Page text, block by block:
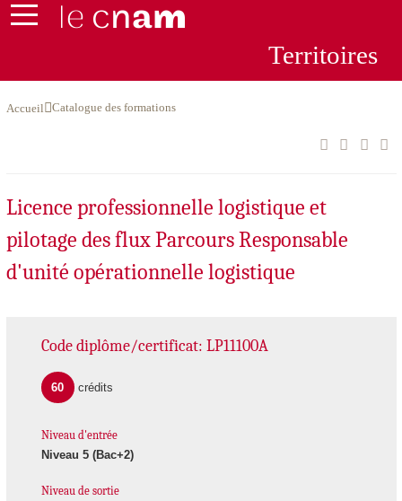
Territoires
Accueil Catalogue des formations
Licence professionnelle logistique et
pilotage des flux Parcours Responsable
d'unité opérationnelle logistique
Code diplôme/certificat: LP11100A
60 crédits
Niveau d'entrée
Niveau 5 (Bac+2)
Niveau de sortie